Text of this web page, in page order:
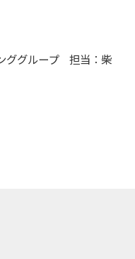
ググループ 担当：柴